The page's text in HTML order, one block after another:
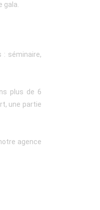
gala.
: séminaire,
plus de 6
une partie
agence